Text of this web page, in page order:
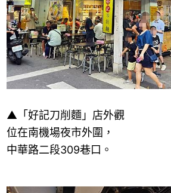
▲ 「好記刀削麵」店外觀
位在南機場夜市外圍，
中華路二段309巷口。